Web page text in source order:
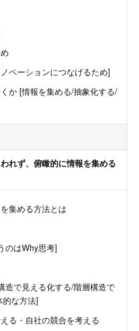
ベーションにつなげるため]
か [情報を集める/抽象化する/
れず、俯瞰的に情報を集める
集める方法とは
のはWhy思考]
造で見える化する/階層構造で
的な方法]
る・自社の競合を考える